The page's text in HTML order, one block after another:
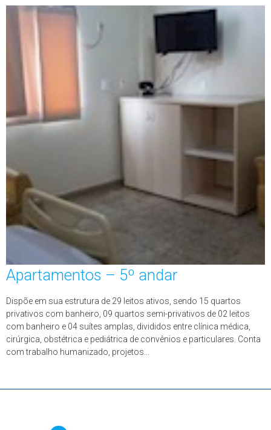
Apartamentos – 5º andar
Dispõe em sua estrutura de 29 leitos ativos, sendo 15 quartos
privativos com banheiro, 09 quartos semi-privativos de 02 leitos
com banheiro e 04 suítes amplas, divididos entre clínica médica,
cirúrgica, obstétrica e pediátrica de convênios e particulares. Conta
com trabalho humanizado, projetos...